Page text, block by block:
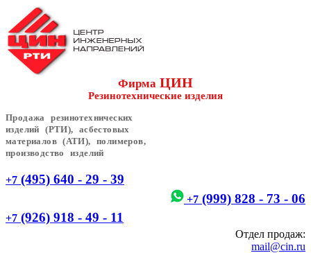
Фирма ЦИН
Резинотехнические изделия
Продажа резинотехнических
изделий (РТИ), асбестовых
материалов (АТИ), полимеров,
производство изделий
+7 (495) 640 - 29 - 39
+7 (999) 828 - 73 - 06
+7 (926) 918 - 49 - 11
Отдел продаж:
mail@cin.ru